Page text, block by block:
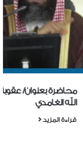
عطية بن عبد